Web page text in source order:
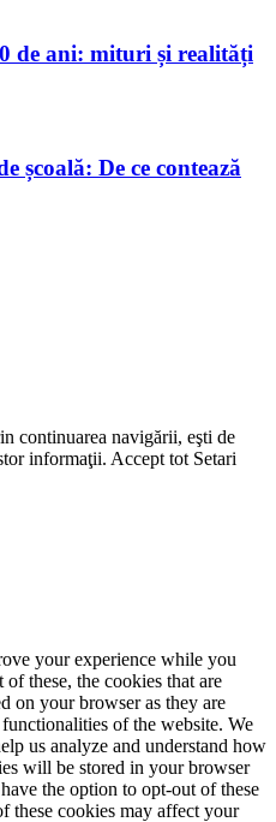
de ani: mituri și realități
școală: De ce contează
continuarea navigării, eşti de
informaţii. Accept tot Setari
your experience while you
these, the cookies that are
on your browser as they are
of the website. We
us analyze and understand how
will be stored in your browser
the option to opt-out of these
these cookies may affect your